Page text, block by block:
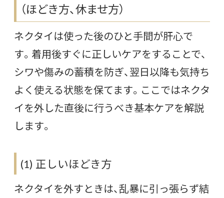
（ほどき方、休ませ方）
ネクタイは使った後のひと手間が肝心で
す。着用後すぐに正しいケアをすることで、
シワや傷みの蓄積を防ぎ、翌日以降も気持ち
よく使える状態を保てます。ここではネクタ
イを外した直後に行うべき基本ケアを解説
します。
(1) 正しいほどき方
ネクタイを外すときは、乱暴に引っ張らず結